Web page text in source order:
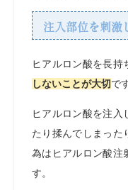
注入部位を刺激
ヒアルロン酸を長持
しないことが大切で
ヒアルロン酸を注入
たり揉んでしまった
為はヒアルロン酸注
す。